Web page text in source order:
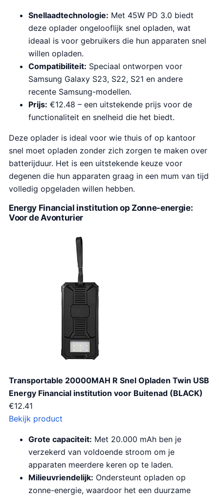
Snellaadtechnologie: Met 45W PD 3.0 biedt
deze oplader ongelooflijk snel opladen, wat
ideaal is voor gebruikers die hun apparaten snel
willen opladen.
Compatibiliteit: Speciaal ontworpen voor
Samsung Galaxy S23, S22, S21 en andere
recente Samsung-modellen.
Prijs: €12.48 – een uitstekende prijs voor de
functionaliteit en snelheid die het biedt.
Deze oplader is ideal voor wie thuis of op kantoor
snel moet opladen zonder zich zorgen te maken over
batterijduur. Het is een uitstekende keuze voor
degenen die hun apparaten graag in een mum van tijd
volledig opgeladen willen hebben.
Energy Financial institution op Zonne-energie:
Voor de Avonturier
Transportable 20000MAH R Snel Opladen Twin USB
Energy Financial institution voor Buitenad (BLACK)
€12.41
Bekijk product
Grote capaciteit: Met 20.000 mAh ben je
verzekerd van voldoende stroom om je
apparaten meerdere keren op te laden.
Milieuvriendelijk: Ondersteunt opladen op
zonne-energie, waardoor het een duurzame